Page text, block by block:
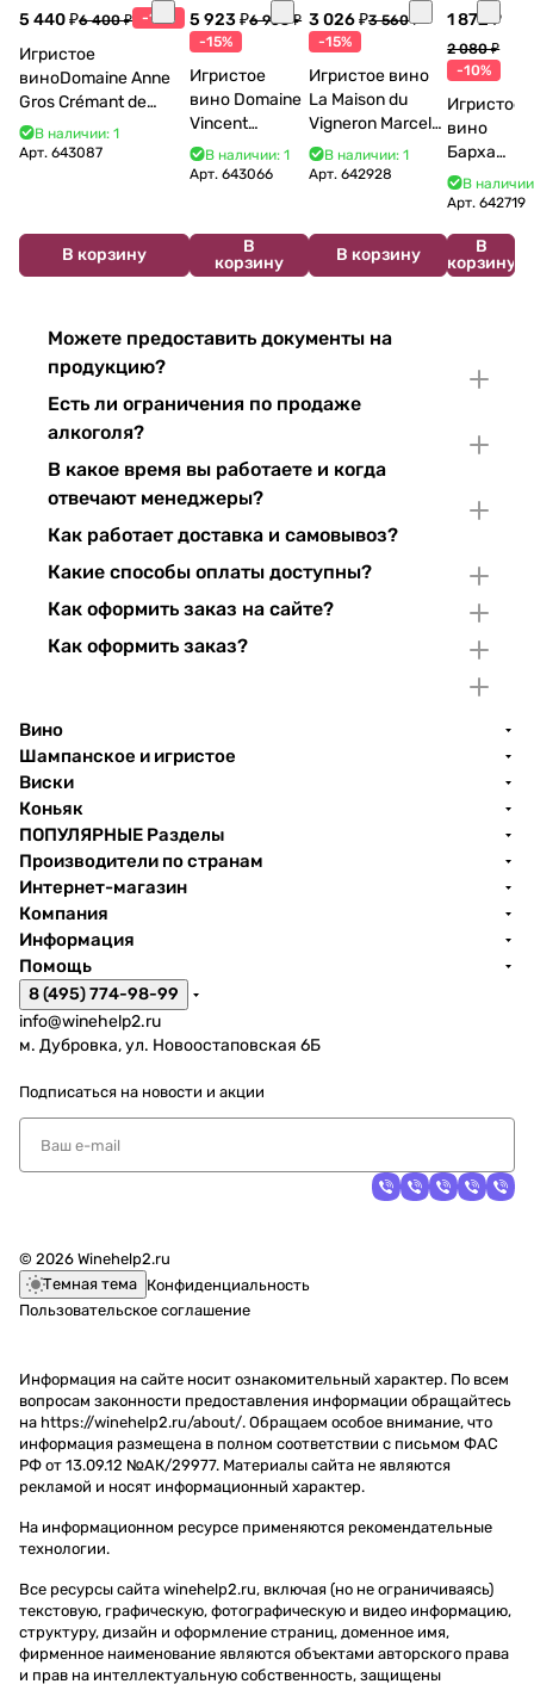
5 440 ₽6 400 ₽ -15%
Игристое
виноDomaine Anne
Gros Crémant de
Bourgogne La Fun en
Bulles Chardonnay et
В наличии: 1
Арт. 643087
В корзину
5 923 ₽6 968 ₽
-15%
Игристое
вино Domaine
Vincent
Bouzereau
Crémant de
В наличии: 1
Арт.643066
В
корзину
3 026 ₽3 560 ₽
-15%
Игристое вино
La Maison du
Vigneron Marcel
Cabelier Cremant
du Jura
В наличии: 1
Арт. 642928
В корзину
1 872 ₽
2 080 ₽
-10%
Игристое
вино
Бархат
Остров
2025
В
Арт.642719
В
корзину
Можете предоставить документы на
продукцию?
Есть ли ограничения по продаже
алкоголя?
В какое время вы работаете и когда
отвечают менеджеры?
Как работает доставка и самовывоз?
Какие способы оплаты доступны?
Как оформить заказ на сайте?
Как оформить заказ?
Вино
Шампанское и игристое
Виски
Коньяк
ПОПУЛЯРНЫЕ Разделы
Производители по странам
Интернет-магазин
Компания
Информация
Помощь
8 (495) 774-98-99
info@winehelp2.ru
м. Дубровка, ул. Новоостаповская 6Б
Подписаться на новости и акции
© 2026 Winehelp2.ru
Темная тема Конфиденциальность
Пользовательское соглашение
Информация на сайте носит ознакомительный характер. По всем
вопросам законности предоставления информации обращайтесь
на https://winehelp2.ru/about/. Обращаем особое внимание, что
информация размещена в полном соответствии с письмом ФАС
РФ от 13.09.12 №АК/29977. Материалы сайта не являются
рекламой и носят информационный характер.
На информационном ресурсе применяются рекомендательные
технологии.
Все ресурсы сайта winehelp2.ru, включая (но не ограничиваясь)
текстовую, графическую, фотографическую и видео информацию,
структуру, дизайн и оформление страниц, доменное имя,
фирменное наименование являются объектами авторского права
и прав на интеллектуальную собственность, защищены